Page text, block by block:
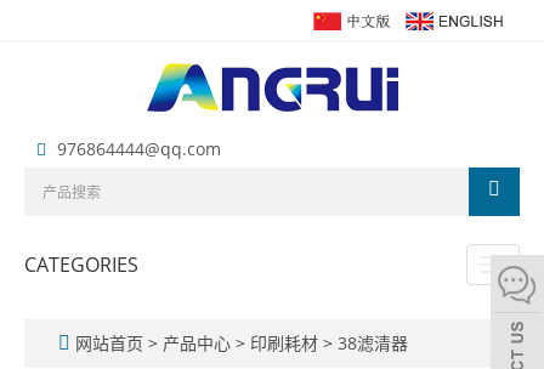
976864444@qq.com
Toggle
CATEGORIES
网站首页 > 产品中心 > 印刷耗材 > 38滤清器